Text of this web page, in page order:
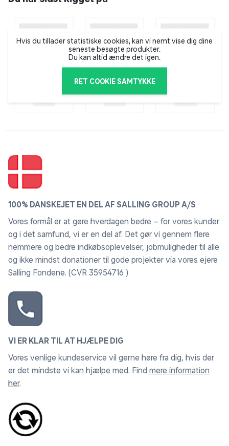
skubbe til grænser og presse sig selv til
den. Rimmel London var pioner inden for kosmetik, og
brandet er fortsat kendt for sin innovative
produktudvikling.
Hvis du tillader statistiske cookies, kan vi nemt vise dig dine
seneste besøgte produkter.
Du kan altid ændre det igen.
RET COOKIE SAMTYKKE
100% DANSKEJET EN DEL AF SALLING GROUP A/S
Vores formål er at gøre hverdagen bedre – for vores kunder
og i det samfund, vi er en del af. Det gør vi gennem flere
nemmere og bedre indkøbsoplevelser, jobmuligheder til alle
og ikke mindst donationer til gode projekter via vores ejere
Salling Fondene. (CVR 35954716 )
VI ER KLAR TIL AT HJÆLPE DIG
Vores venlige kundeservice vil gerne høre fra dig, hvis der
er det mindste vi kan hjælpe med. Find mere information
her.